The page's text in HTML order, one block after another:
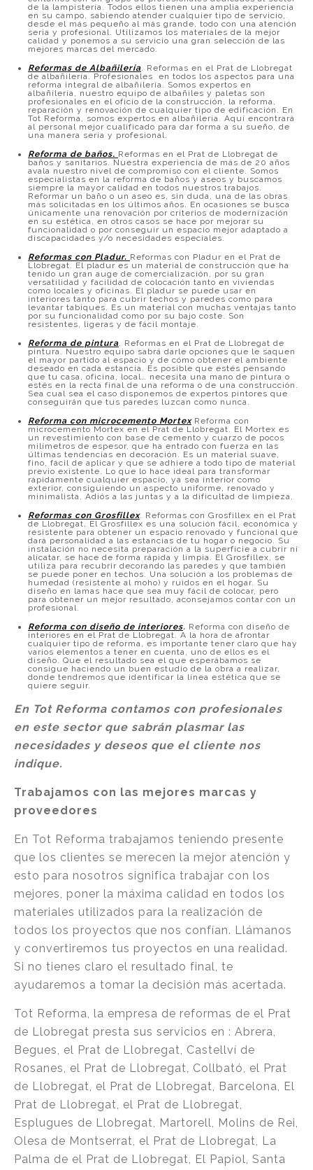
de la lampistería. Todos ellos tienen una amplia experiencia
en su campo, sabiendo atender cualquier tipo de servicio,
desde el más pequeño al más grande, todo con una atención
seria y profesional. Utilizamos los materiales de la mejor
calidad y ponemos a su servicio una gran selección de las
mejores marcas del mercado.
Reformas de Albañilería. Reformas en el Prat de Llobregat
de albañilería. Profesionales en todos los aspectos para una
reforma integral de albañilería. Somos expertos en
albañilería, nuestro equipo de albañiles y paletas son
profesionales en el oficio de la construcción, la reforma,
reparación y renovación de cualquier tipo de edificación. En
Tot Reforma, somos expertos en albañilería. Aquí encontrará
al personal mejor cualificado para dar forma a su sueño, de
una manera seria y profesional.
Reforma de baños. Reformas en el Prat de Llobregat de
baños y sanitarios. Nuestra experiencia de más de 20 años
avala nuestro nivel de compromiso con el cliente. Somos
especialistas en la reforma de baños y aseos y buscamos
siempre la mayor calidad en todos nuestros trabajos.
Reformar un baño o un aseo es, sin duda, una de las obras
más solicitadas en los últimos años. En ocasiones se busca
únicamente una renovación por criterios de modernización
en su estética, en otros casos se hace por mejorar su
funcionalidad o por conseguir un espacio mejor adaptado a
discapacidades y/o necesidades especiales.
Reformas con Pladur. Reformas con Pladur en el Prat de
Llobregat. El pladur es un material de construcción que ha
tenido un gran auge de comercialización, por su gran
versatilidad y facilidad de colocación tanto en viviendas
como locales y oficinas. El pladur se puede usar en
interiores tanto para cubrir techos y paredes como para
levantar tabiques. Es un material con muchas ventajas tanto
por su funcionalidad como por su bajo coste. Son
resistentes, ligeras y de fácil montaje.
Reforma de pintura. Reformas en el Prat de Llobregat de
pintura. Nuestro equipo sabrá darle opciones que le saquen
el mayor partido al espacio y de cómo obtener el ambiente
deseado en cada estancia. Es posible que estés pensando
que tu casa, oficina, local… necesita una mano de pintura o
estés en la recta final de una reforma o de una construcción.
Sea cual sea el caso disponemos de expertos pintores que
conseguirán que tus paredes luzcan como nunca.
Reforma con microcemento MortexReforma con
microcemento Mortex en el Prat de Llobregat. El Mortex es
un revestimiento con base de cemento y cuarzo de pocos
milímetros de espesor, que ha entrado con fuerza en las
últimas tendencias en decoración. Es un material suave,
fino, fácil de aplicar y que se adhiere a todo tipo de material
previo existente. Lo que lo hace ideal para transformar
rápidamente cualquier espacio, ya sea interior como
exterior, consiguiendo un aspecto uniforme, renovado y
minimalista. Adiós a las juntas y a la dificultad de limpieza.
Reformas con Grosfillex. Reformas con Grosfillex en el Prat
de Llobregat, El Grosfillex es una solución fácil, económica y
resistente para obtener un espacio renovado y funcional que
dará personalidad a las estancias de tu hogar o negocio. Su
instalación no necesita preparación a la superficie a cubrir ni
alicatar, se hace de forma rápida y limpia. El Grosfillex, se
utiliza para recubrir decorando las paredes y que también
se puede poner en techos. Una solución a los problemas de
humedad (resistente al moho) y ruidos en el hogar. Su
diseño en lamas hace que sea muy fácil de colocar, pero
para obtener un mejor resultado, aconsejamos contar con un
profesional.
Reforma con diseño de interiores. Reforma con diseño de
interiores en el Prat de Llobregat. A la hora de afrontar
cualquier tipo de reforma, es importante tener claro que hay
varios elementos a tener en cuenta, uno de ellos es el
diseño. Que el resultado sea el que esperábamos se
consigue haciendo un buen estudio de la obra a realizar,
donde tendremos que identificar la línea estética que se
quiere seguir.
En Tot Reforma contamos con profesionales
en este sector que sabrán plasmar las
necesidades y deseos que el cliente nos
indique.
Trabajamos con las mejores marcas y
proveedores
En Tot Reforma trabajamos teniendo presente
que los clientes se merecen la mejor atención y
esto para nosotros significa trabajar con los
mejores, poner la máxima calidad en todos los
materiales utilizados para la realización de
todos los proyectos que nos confían. Llámanos
y convertiremos tus proyectos en una realidad.
Si no tienes claro el resultado final, te
ayudaremos a tomar la decisión más acertada.
Tot Reforma, la empresa de reformas de el Prat
de Llobregat presta sus servicios en : Abrera,
Begues, el Prat de Llobregat, Castellví de
Rosanes, el Prat de Llobregat, Collbató, el Prat
de Llobregat, el Prat de Llobregat, Barcelona, El
Prat de Llobregat, el Prat de Llobregat,
Esplugues de Llobregat, Martorell, Molins de Rei,
Olesa de Montserrat, el Prat de Llobregat, La
Palma de el Prat de Llobregat, El Papiol, Santa